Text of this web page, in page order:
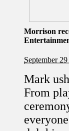
Morrison
September
Mark
From